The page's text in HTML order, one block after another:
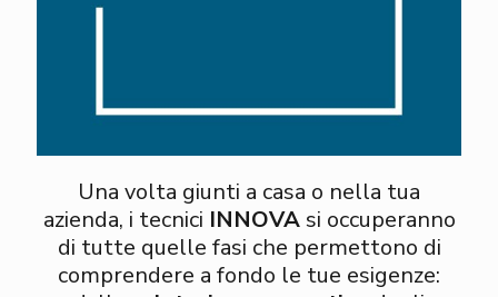
Una volta giunti a casa o nella tua
azienda, i tecnici INNOVAsi occuperanno
di tutte quelle fasi che permettono di
comprendere a fondo le tue esigenze: